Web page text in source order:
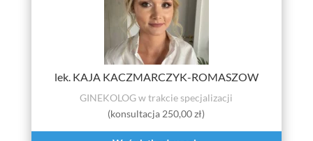
lek. KAJA KACZMARCZYK-ROMASZOW
GINEKOLOG w trakcie specjalizacji
(konsultacja 250,00 zł)